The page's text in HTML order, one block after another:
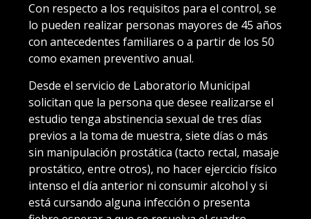
Con respecto a los requisitos para el control, se
lo pueden realizar personas mayores de 45 años
con antecedentes familiares o a partir de los 50
como examen preventivo anual.
Desde el servicio de Laboratorio Municipal
solicitan que la persona que desee realizarse el
estudio tenga abstinencia sexual de tres días
previos a la toma de muestra, siete días o más
sin manipulación prostática (tacto rectal, masaje
prostático, entre otros), no hacer ejercicio físico
intenso el día anterior ni consumir alcohol y si
está cursando alguna infección o presenta